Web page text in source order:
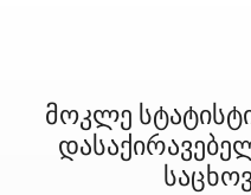
მოკლე